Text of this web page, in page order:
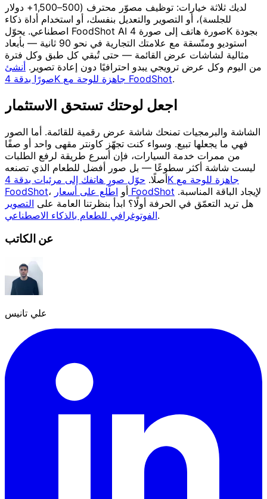
لديك ثلاثة خيارات: توظيف مصوّر محترف (500–1,500+ دولار
للجلسة)، أو التصوير والتعديل بنفسك، أو استخدام أداة ذكاء
اصطناعي. يحوّل FoodShot AI صورة هاتف إلى صورة 4K بجودة
استوديو ومتّسقة مع علامتك التجارية في نحو 90 ثانية — بأبعاد
مثالية لشاشات عرض القائمة — حتى تُبقي كل طبق وكل فترة
من اليوم وكل عرض ترويجي يبدو احترافيًا دون إعادة تصوير. أنشئ
صورًا بدقة 4K جاهزة للوحة مع FoodShot.
اجعل لوحتك تستحق الاستثمار
الشاشة والبرمجيات تمنحك شاشة عرض رقمية للقائمة. أما الصور
فهي ما يجعلها تبيع. وسواء كنت تجهّز كاونتر مقهى واحد أو صفًا
من ممرات خدمة السيارات، فإن أسرع طريقة لرفع الطلبات
ليست شاشة أكثر سطوعًا — بل صور أفضل للطعام الذي تصنعه
أصلًا.
حوّل صور هاتفك إلى مرئيات بدقة 4K جاهزة للوحة مع
FoodShot
، أو اطّلع على أسعار FoodShot
هل تريد التعمّق في الحرفة أولًا؟ ابدأ بنظرتنا العامة على التصوير
الفوتوغرافي للطعام بالذكاء الاصطناعي.
عن الكاتب
علي تانيس